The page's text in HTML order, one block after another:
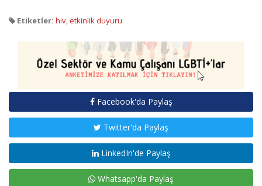
Etiketler: hiv,etkinlik duyuru
Facebook'da Paylaş
Twitter'da Paylaş
LinkedIn'de Paylaş
Whatsapp'da Paylaş